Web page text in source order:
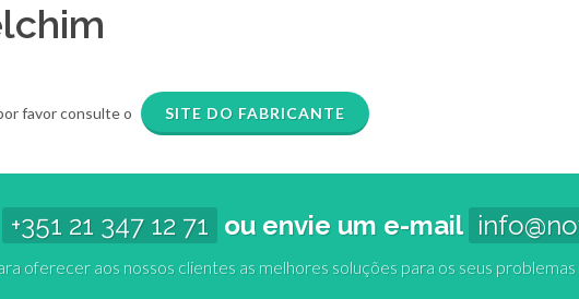
favor consulte o SITE DO FABRICANTE
+351 21 347 12 71 ou envie um e-mail
oferecer aos nossos clientes as melhores soluções para os seus problemas